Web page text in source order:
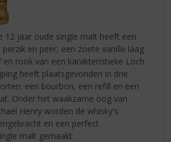
12 jaar oude single malt heeft een
en peer, een zoete vanille laag
rook van een karakteristieke Loch
heeft plaatsgevonden in drie
een bourbon, een refill en een
Onder het waakzame oog van
Henry worden de whisky's
en een perfect
malt gemaakt.